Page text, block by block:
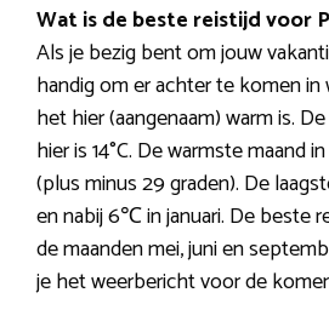
Wat is de beste reistijd voor
Als je bezig bent om jouw
handig om er achter te komen
het hier (aangenaam) warm is.
hier is 14°C. De warmste maand
(plus minus 29 graden). De
en nabij 6℃ in januari. De beste
de maanden mei, juni en
je het weerbericht voor de